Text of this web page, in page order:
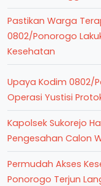
Pastikan Warga
0802/Ponorogo
Kesehatan
Upaya Kodim 0802/
Operasi Yustisi
Kapolsek Sukorejo
Pengesahan Calon
Permudah Akses
Ponorogo Terjun